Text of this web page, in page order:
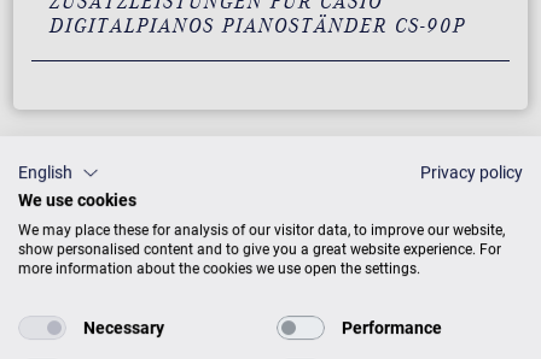
DIGITALPIANOS PIANOSTÄNDER CS-90P
Mehr CASIO Digitalpianos Produkte
English
Privacy policy
We use cookies
We may place these for analysis of our visitor data, to improve our website,
show personalised content and to give you a great website experience. For
more information about the cookies we use open the settings.
Necessary Performance